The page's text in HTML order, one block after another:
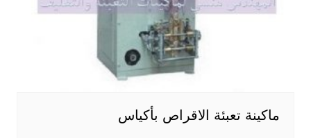
ماكينة تعبئة الاقراص بأكياس